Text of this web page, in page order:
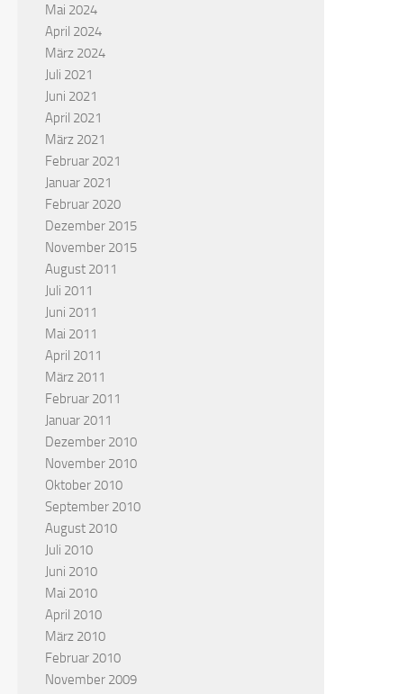
Mai 2024
April 2024
März 2024
Juli 2021
Juni 2021
April 2021
März 2021
Februar 2021
Januar 2021
Februar 2020
Dezember 2015
November 2015
August 2011
Juli 2011
Juni 2011
Mai 2011
April 2011
März 2011
Februar 2011
Januar 2011
Dezember 2010
November 2010
Oktober 2010
September 2010
August 2010
Juli 2010
Juni 2010
Mai 2010
April 2010
März 2010
Februar 2010
November 2009